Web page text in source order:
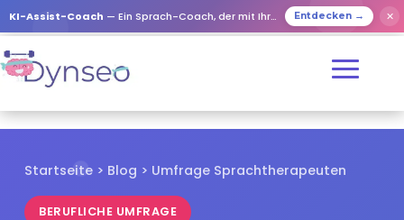
KI-Assist-Coach — Ein Sprach-Coach, der mit Ihren Lieben spielt Entdecken → ✕
Startseite > Blog > Umfrage Sprachtherapeuten
BERUFLICHE UMFRAGE